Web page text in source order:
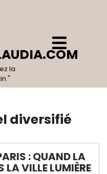
la
Open
Menu
diversifié
: QUAND LA
VILLE LUMIÈRE